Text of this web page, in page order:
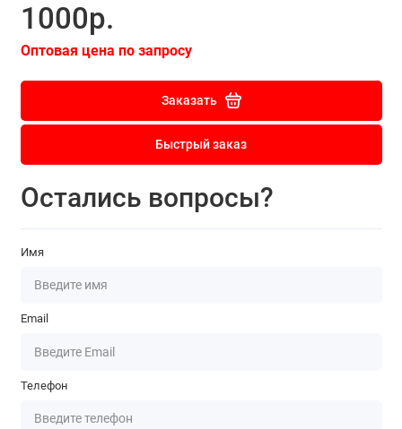
1000р.
Оптовая цена по запросу
Заказать
Быстрый заказ
Остались вопросы?
Имя
Email
Телефон